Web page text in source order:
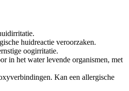
huidreactie veroorzaken.
oogirritatie.
in het water levende organismen, met
Kan een allergische